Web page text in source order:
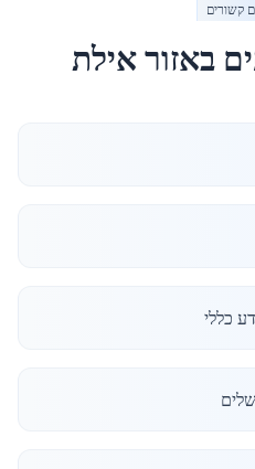
קשורים
באזוראילת
כללי